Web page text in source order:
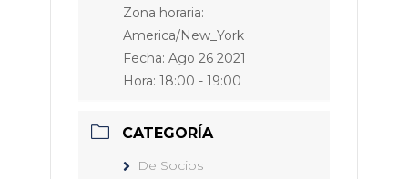
Zona horaria:
America/New_York
Fecha: Ago 26 2021
Hora: 18:00 - 19:00
CATEGORÍA
De Socios